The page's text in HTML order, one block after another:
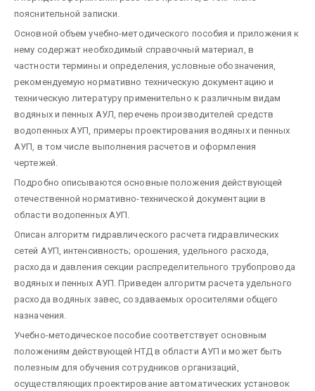
пояснительной записки.
Основной объем учебно-методического пособия и приложения к
нему содержат необходимый справочный материал, в
частности термины и определения, условные обозначения,
рекомендуемую нормативно техническую документацию и
техническую литературу применительно к различным видам
водяных и пенных АУЛ, перечень производителей средств
водопенных АУП, примеры проектирования водяных и пенных
АУП, в том числе выполнения расчетов и оформления
чертежей.
Подробно описываются основные положения действующей
отечественной нормативно-технической документации в
области водопенных АУП.
Описан алгоритм гидравлического расчета гидравлических
сетей АУП, интенсивность; орошения, удельного расхода,
расхода и давления секции распределительного трубопровода
водяных и пенных АУП. Приведен алгоритм расчета удельного
расхода водяных завес, создаваемых оросителями общего
назначения.
Учебно-методическое пособие соответствует основным
положениям действующей НТД в области АУП и может быть
полезным для обучения сотрудников организаций,
осуществляющих проектирование автоматических установок